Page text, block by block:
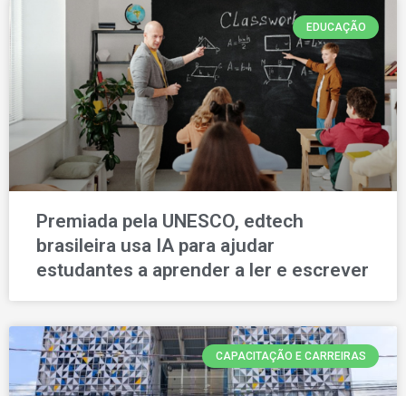
EDUCAÇÃO
Premiada pela UNESCO, edtech
brasileira usa IA para ajudar
estudantes a aprender a ler e escrever
CAPACITAÇÃO E CARREIRAS